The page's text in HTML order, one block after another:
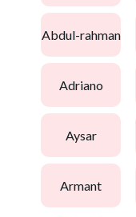
abdul-rahman
adriano
aysar
armant